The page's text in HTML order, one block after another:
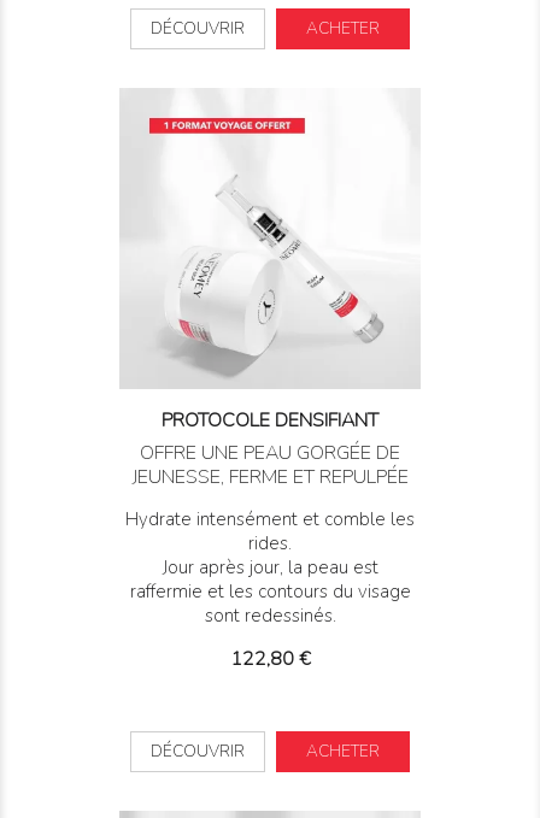
DÉCOUVRIR ACHETER
PROTOCOLE DENSIFIANT
OFFRE UNE PEAU GORGÉE DE
JEUNESSE, FERME ET REPULPÉE
Hydrate intensément et comble les
rides.
Jour après jour, la peau est
raffermie et les contours du visage
sont redessinés.
Prix
122,80 €
DÉCOUVRIR ACHETER